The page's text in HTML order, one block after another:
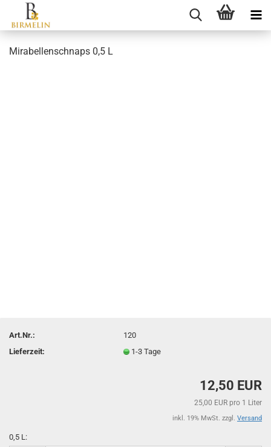
Mirabellenschnaps 0,5 L
Art.Nr.:
120
Lieferzeit:
1-3 Tage
12,50 EUR
25,00 EUR pro 1 Liter
inkl. 19% MwSt. zzgl. Versand
0,5 L: